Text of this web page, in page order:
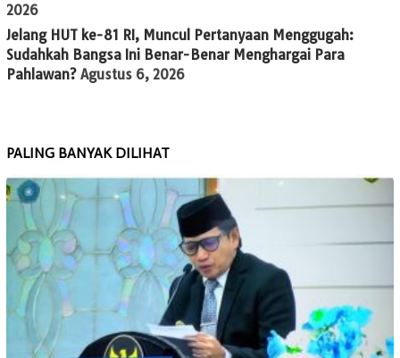
2026
Jelang HUT ke-81 RI, Muncul Pertanyaan Menggugah:
Sudahkah Bangsa Ini Benar-Benar Menghargai Para
Pahlawan? Agustus 6, 2026
PALING BANYAK DILIHAT